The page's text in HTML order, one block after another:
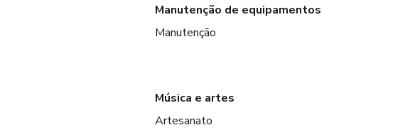
Manutenção de equipamentos
Manutenção
Música e artes
Artesanato